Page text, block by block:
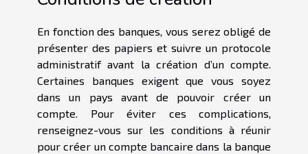
En fonction des banques, vous serez obligé de
présenter des papiers et suivre un protocole
administratif avant la création d’un compte.
Certaines banques exigent que vous soyez
dans un pays avant de pouvoir créer un
compte. Pour éviter ces complications,
renseignez-vous sur les conditions à réunir
pour créer un compte bancaire dans la banque